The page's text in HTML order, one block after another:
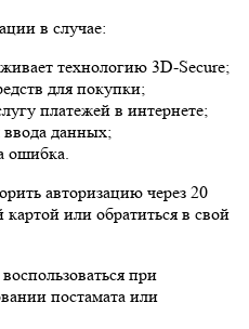
в случае:
технологию 3D-Secure;
для покупки;
платежей в интернете;
данных;
ошибка.
авторизацию через 20
картой или обратиться в свой
при
постамата или